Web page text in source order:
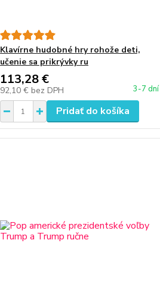
Klavírne hudobné hry rohože deti,
učenie sa prikrývky ru
113,28 €
92,10 € bez DPH 3-7 dní
Pridať do košíka